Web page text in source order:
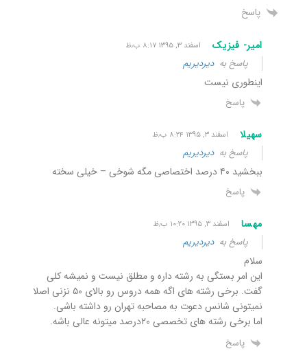
پاسخ
امیر- فیزیک اسفند ۳, ۱۳۹۵ ۸:۱۷ ب٫ظ
پاسخ بهدیردیریم
اینطوری نیست
پاسخ
سهیلا اسفند ۳, ۱۳۹۵ ۸:۲۴ ب٫ظ
پاسخ بهدیردیریم
ببخشید ۴۰ درصد اختصاصی مگه شوخی – خیلی سخته
پاسخ
مهسا اسفند ۳, ۱۳۹۵ ۱۰:۲۰ ب٫ظ
پاسخ بهدیردیریم
سلام
این امر بستگی به رشته داره و مطلق نیست و نمیشه کلی
گفت. برخی رشته های اگه همه دروس رو بالای ۵۰ نزنی اصلا
نمیتونی شانس دعوت به مصاحبه تهران رو داشته باشی.
اما برخی رشته های تخصصی ۲۰درصد میتونه عالی باشه.
پاسخ